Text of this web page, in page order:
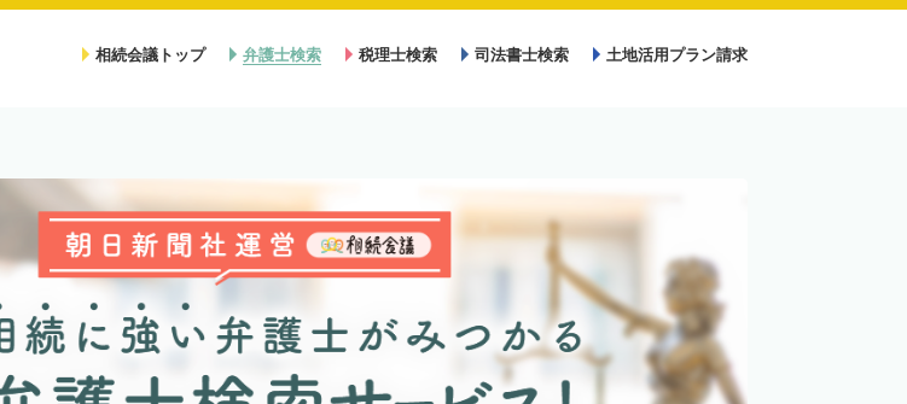
相続会議トップ 弁護士検索 税理士検索 司法書士検索 土地活用プラン請求